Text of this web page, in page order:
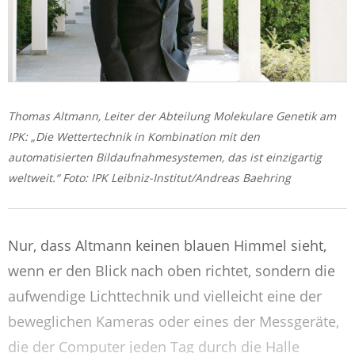
Thomas Altmann, Leiter der Abteilung Molekulare Genetik am
IPK: „Die Wettertechnik in Kombination mit den
automatisierten Bildaufnahmesystemen, das ist einzigartig
weltweit.“ Foto: IPK Leibniz-Institut/Andreas Baehring
Nur, dass Altmann keinen blauen Himmel sieht,
wenn er den Blick nach oben richtet, sondern die
aufwendige Lichttechnik und vielleicht eine der
beweglichen Kameras oder eines der Messgeräte,
die der Computer jeden Tag durch die Halle